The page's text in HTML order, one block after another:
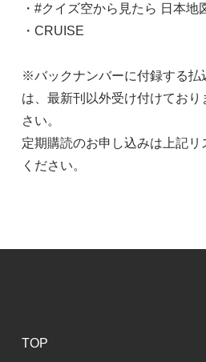
・#クイズ空から見たら 日本
・CRUISE
※バックナンバーに付録する払
は、最新刊以外受け付けてお
さい。
定期購読のお申し込みは上記リ
ください。
TOP